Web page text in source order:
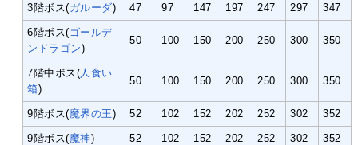
3階ボス(ガルーダ) 47 97 147 197 247 297 347
6階ボス( ゴールデ
ンドラゴン)
50 100 150 200 250 300 350
7階中ボス( 人食い
箱)
50 100 150 200 250 300 350
9階ボス(魔界の王) 52 102 152 202 252 302 352
9階ボス(魔神) 52 102 152 202 252 302 352